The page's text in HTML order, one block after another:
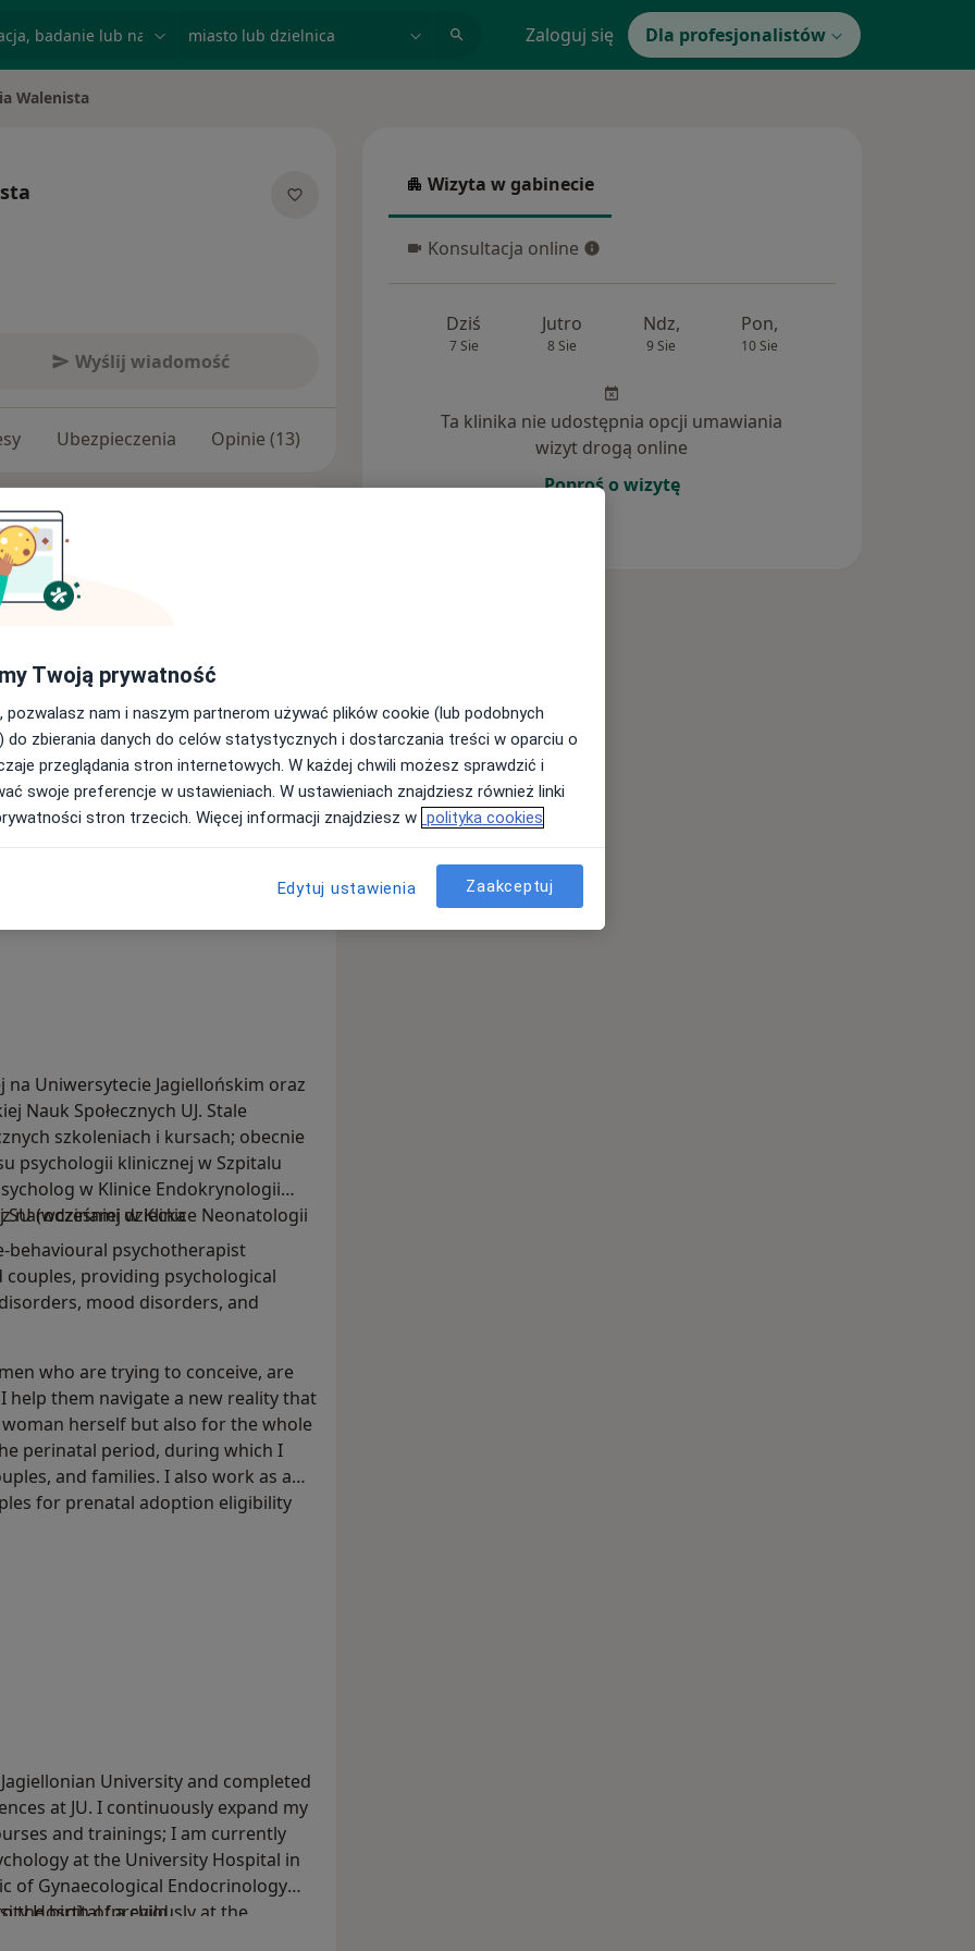
Zaloguj się Dla profesjonalistów
Walenista
Wyślij wiadomość
Ubezpieczenia Opinie (13)
poznawczo-
osobami dorosłymi oraz parami,
zaburzeń lękowych,
kobiet starających się o dziecko,
w radzeniu sobie z nową
nie tylko dla kobiety, ale także dla
koncentrują się wokół okresu
wsparcia kobietom, parom i
pary do adopcji
narodzinami dziecka
Uniwersytecie Jagiellońskim oraz
Nauk Społecznych UJ. Stale
szkoleniach i kursach; obecnie
psychologii klinicznej w Szpitalu
w Klinice Endokrynologii
(wcześniej w Klinice Neonatologii
behavioural psychotherapist
providing psychological
mood disorders, and
who are trying to conceive, are
them navigate a new reality that
herself but also for the whole
perinatal period, during which I
and families. I also work as a
for prenatal adoption eligibility
the birth of a child
University and completed
at JU. I continuously expand my
and trainings; I am currently
at the University Hospital in
of Gynaecological Endocrinology
Hospital (previously at the
Wizyta w gabinecie
Wizyta w gabinecie
Konsultacja online
Konsultacja online
Dziś
7 Sie
Jutro
8 Sie
Ndz,
9 Sie
Pon,
10 Sie
Ta klinika nie udostępnia opcji umawiania
wizyt drogą online
Poproś o wizytę
Twoją prywatność
pozwalasz nam i naszym partnerom używać plików cookie (lub podobnych
do zbierania danych do celów statystycznych i dostarczania treści w oparciu o
przeglądania stron internetowych. W każdej chwili możesz sprawdzić i
swoje preferencje w ustawieniach. W ustawieniach znajdziesz również linki
stron trzecich. Więcej informacji znajdziesz w polityka cookies
Edytuj ustawienia Zaakceptuj